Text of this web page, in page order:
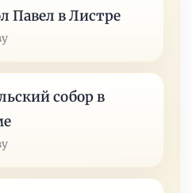
Павел в Листре
собор в